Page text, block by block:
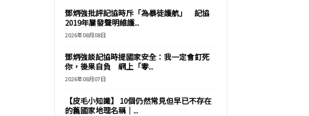
鄧炳強批評記協時斥「為暴徒護航」 記協
2019年屢發聲明維護...
2026年08月08日
鄧炳強談記協時提國家安全：我一定會釘死
你，後果自負 網上「零...
2026年08月07日
【皮毛小知識】 10個仍然常見但早已不存在
的舊國家地理名稱｜...